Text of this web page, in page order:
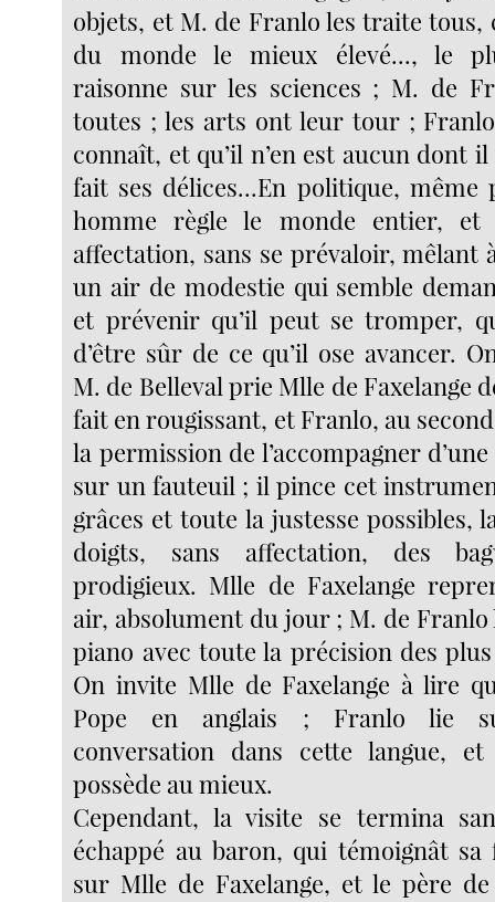
objets, et M. de Franlo les traite tous,
du monde le mieux élevé..., le
raisonne sur les sciences ; M. de
toutes ; les arts ont leur tour ;
connaît, et qu’il n’en est aucun dont
fait ses délices...En politique,
homme règle le monde entier, et
affectation, sans se prévaloir, mêlant
un air de modestie qui semble
et prévenir qu’il peut se tromper,
d’être sûr de ce qu’il ose avancer.
M. de Belleval prie Mlle de Faxelange
fait en rougissant, et Franlo, au
la permission de l’accompagner
sur un fauteuil ; il pince cet
grâces et toute la justesse possibles,
doigts, sans affectation, des
prodigieux. Mlle de Faxelange
air, absolument du jour ; M. de Franlo
piano avec toute la précision des
On invite Mlle de Faxelange à lire
Pope en anglais ; Franlo lie
conversation dans cette langue,
possède au mieux.
Cependant, la visite se termina
échappé au baron, qui témoignât sa
sur Mlle de Faxelange, et le père